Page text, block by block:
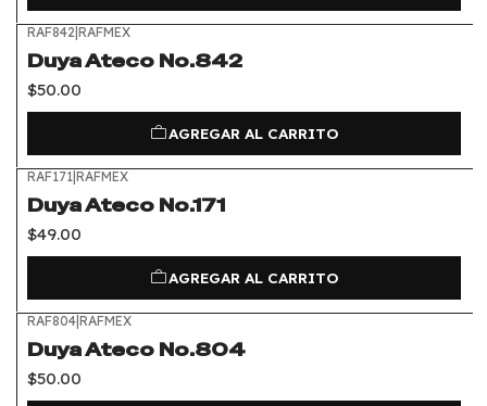
RAF842| RAFMEX
Duya Ateco No.842
$50.00
AGREGAR AL CARRITO
RAF171| RAFMEX
Duya Ateco No.171
$49.00
AGREGAR AL CARRITO
RAF804| RAFMEX
Duya Ateco No.804
$50.00